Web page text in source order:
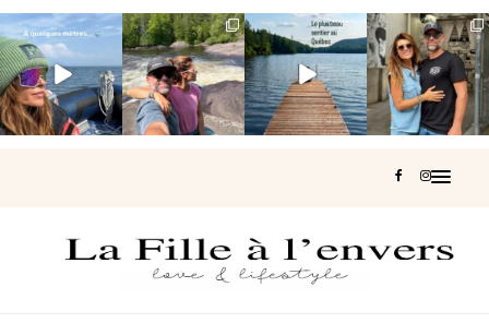
Voir une baleine
en photo, c’est
impressionnant
🐋...
Les Laurentides,
le Québec
version nature.
...
Et si je te disais
qu’il existe un
sentier où tu...
127 37
Montréal, une
très belle
surprise 🇨🇦
444